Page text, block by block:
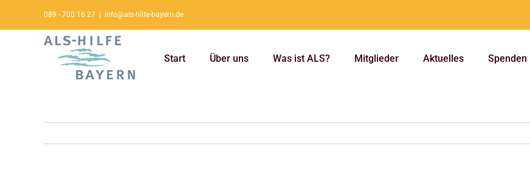
089 - 700 16 27 info@als-hilfe-bayern.de
Start Über uns Was ist ALS? Mitglieder Aktuelles Spenden